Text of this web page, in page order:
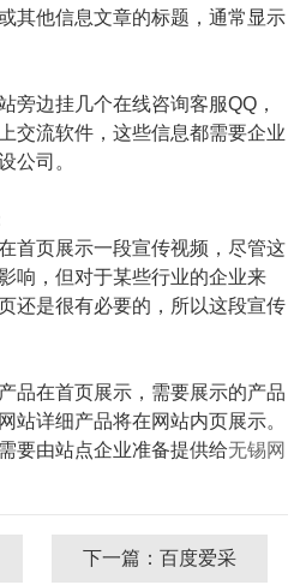
其他信息文章的标题，通常显示
旁边挂几个在线咨询客服QQ，
交流软件，这些信息都需要企业
公司。
首页展示一段宣传视频，尽管这
响，但对于某些行业的企业来
还是很有必要的，所以这段宣传
品在首页展示，需要展示的产品
站详细产品将在网站内页展示。
要由站点企业准备提供给无锡网
下一篇：百度爱采